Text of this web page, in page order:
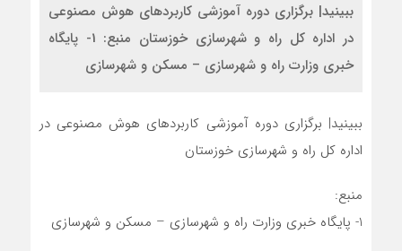
ببینید| برگزاری دوره آموزشی کاربردهای هوش مصنوعی
در اداره کل راه و شهرسازی خوزستان منبع: 1- پایگاه
خبری وزارت راه و شهرسازی – مسکن و شهرسازی
ببینید| برگزاری دوره آموزشی کاربردهای هوش مصنوعی در
اداره کل راه و شهرسازی خوزستان
منبع:
1- پایگاه خبری وزارت راه و شهرسازی – مسکن و شهرسازی